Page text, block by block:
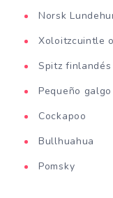
Norsk
Xoloitzcuintle
Spitz finlandés
Pequeño
Cockapoo
Bullhuahua
Pomsky